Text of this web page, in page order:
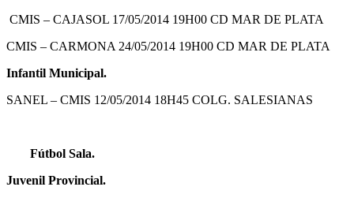
CMIS – CAJASOL 17/05/2014 19H00 CD MAR DE PLATA
CMIS – CARMONA 24/05/2014 19H00 CD MAR DE PLATA
Infantil Municipal.
SANEL – CMIS 12/05/2014 18H45 COLG. SALESIANAS
Fútbol Sala.
Juvenil Provincial.